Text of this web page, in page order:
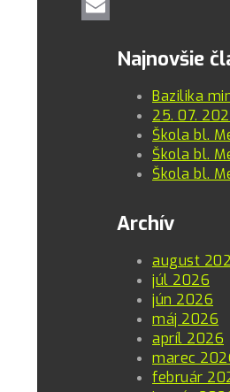
Twitter
Najnovšie
Bazilika
25. 07.
Škola bl.
Škola bl.
Škola bl.
Archív
august
júl 2026
jún 2026
máj 2026
apríl 2026
marec
február